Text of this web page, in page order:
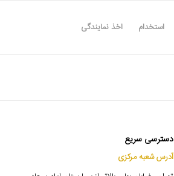
استخدام اخذ نمایندگی
دسترسی سریع
آدرس شعبه مرکزی